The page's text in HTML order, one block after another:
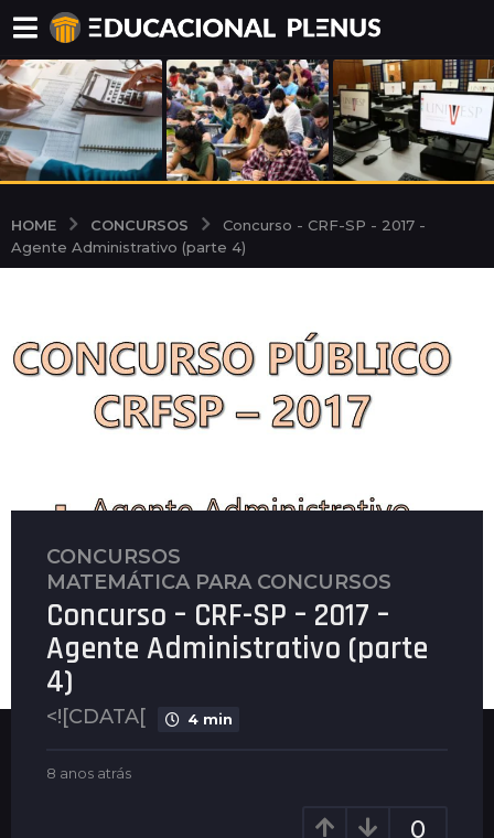
HOME CONCURSOS
Concurso - CRF-SP - 2017 -
Agente Administrativo (parte 4)
8
a
n
o
s
a
t
á
CONCURSOS
MATEMÁTICA PARA CONCURSOS
Concurso – CRF-SP – 2017 –
Agente Administrativo (parte
4)
<![CDATA[ 4 min
b
8 anos atrás
0